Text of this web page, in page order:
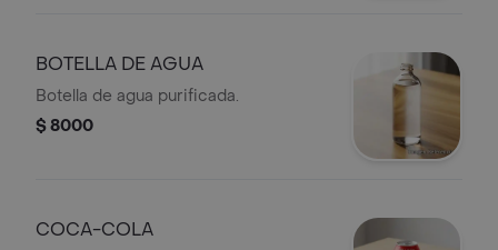
BOTELLA DE AGUA
Botella de agua purificada.
$ 8000
COCA-COLA